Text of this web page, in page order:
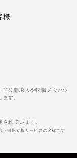
様
非公開求人や転職ノウハウ
す。
れています。
採用支援サービスの名称です